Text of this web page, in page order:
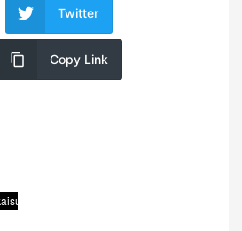
Twitter
Copy Link